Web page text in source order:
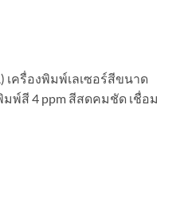
เครื่องพิมพ์เลเซอร์สีขนาด
พ์สี 4 ppm สีสดคมชัด เชื่อม